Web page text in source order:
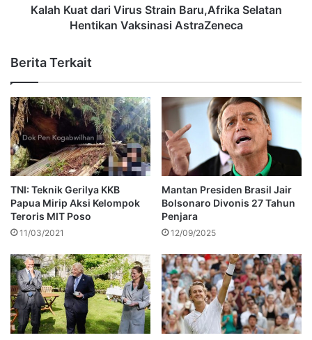
Kalah Kuat dari Virus Strain Baru,Afrika Selatan
Hentikan Vaksinasi AstraZeneca
Berita Terkait
TNI: Teknik Gerilya KKB
Papua Mirip Aksi Kelompok
Teroris MIT Poso
11/03/2021
Mantan Presiden Brasil Jair
Bolsonaro Divonis 27 Tahun
Penjara
12/09/2025